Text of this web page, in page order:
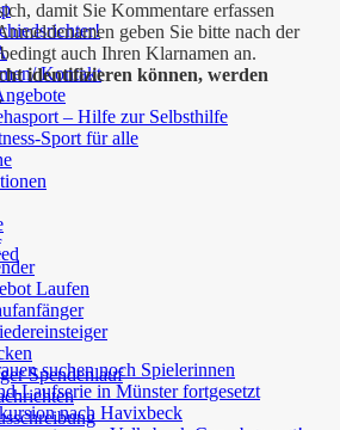
Kontakt
– Hilfe zur Selbsthilfe
Sport für alle
Laufen
Spendenlauf
damit Sie Kommentare erfassen
geben Sie bitte nach der
auch Ihren Klarnamen an.
identifizieren können, werden
suchen noch Spielerinnen
Laufserie in Münster fortgesetzt
nach Havixbeck